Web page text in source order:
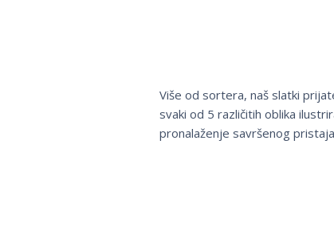
Više od sortera, naš slatki
svaki od 5 različitih oblika
pronalaženje savršenog